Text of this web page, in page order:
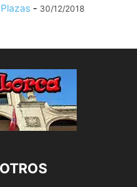
- 30/12/2018